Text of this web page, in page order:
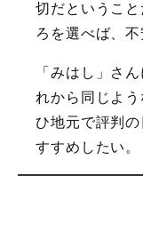
切だというこ
ろを選べば、不
「みはし」さ
れから同じよ
ひ地元で評判
すすめしたい。